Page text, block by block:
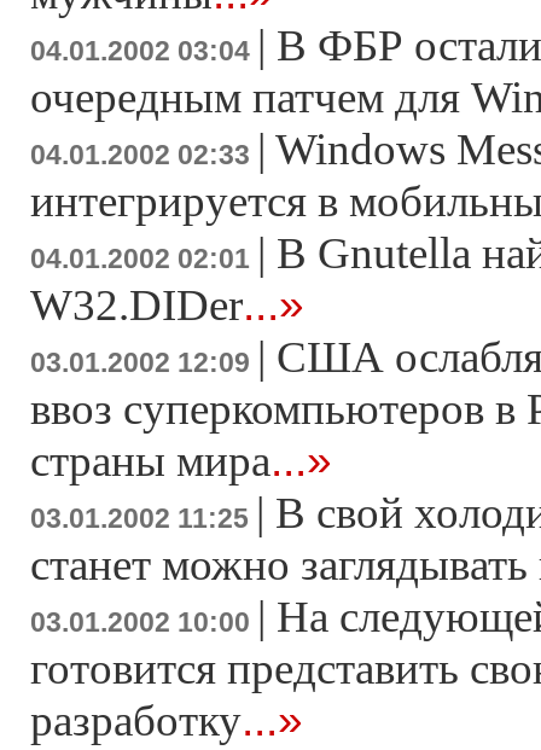
04.01.2002 03:04 | В ФБР
очередным патчем для
04.01.2002 02:33 | Windows
интегрируется в
04.01.2002 02:01 | В Gnutella
W32.DIDer...»
03.01.2002 12:09 | США
ввоз суперкомпьютеров в
страны мира...»
03.01.2002 11:25 | В свой
станет можно
03.01.2002 10:00 | На
готовится представить
разработку...»